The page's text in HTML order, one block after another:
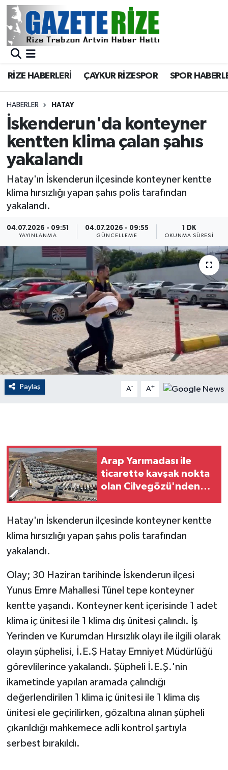
RİZE HABERLERİ ÇAYKUR RİZESPOR SPOR
HABERLER HATAY
İskenderun'da konteyner
kentten klima çalan şahıs
yakalandı
Hatay'ın İskenderun ilçesinde konteyner kentte
klima hırsızlığı yapan şahıs polis tarafından
yakalandı.
04.07.2026 - 09:51
YAYINLANMA
04.07.2026 - 09:55
GÜNCELLEME
1 DK
OKUNMA SÜRESI
Paylaş A- A+
Arap Yarımadası ile
ticarette kavşak nokta
olan Cilvegözü'nden
Hatay'ın İskenderun ilçesinde konteyner kentte
klima hırsızlığı yapan şahıs polis tarafından
yakalandı.
Olay; 30 Haziran tarihinde İskenderun ilçesi
Yunus Emre Mahallesi Tünel tepe konteyner
kentte yaşandı. Konteyner kent içerisinde 1 adet
klima iç ünitesi ile 1 klima dış ünitesi çalındı. İş
Yerinden ve Kurumdan Hırsızlık olayı ile ilgili olarak
olayın şüphelisi, İ.E.Ş Hatay Emniyet Müdürlüğü
görevlilerince yakalandı. Şüpheli İ.E.Ş.'nin
ikametinde yapılan aramada çalındığı
değerlendirilen 1 klima iç ünitesi ile 1 klima dış
ünitesi ele geçirilirken, gözaltına alınan şüpheli
çıkarıldığı mahkemece adli kontrol şartıyla
serbest bırakıldı.
BÖLGEMİZ
Asayiş
Rize Jandarma Komutanlığı
Bilim Teknoloji
Advertising news
ÇEVRE
Dış Haberler
Dünya
EĞİTİM
EKONOMİ
English News
Gayrimenkul
GENEL
Güvenlik
İNSAN
İş Dünyası
Jandarma
Kadın
KÜLTÜR SANAT
MAGAZİN
Otomobil
Merkez Nöbetçi Eczaneler
Merkez Trafik Yoğunluk Haritası
Süper Lig Puan Durumu ve Fikstür
Tüm Manşetler
Haber Arşivi